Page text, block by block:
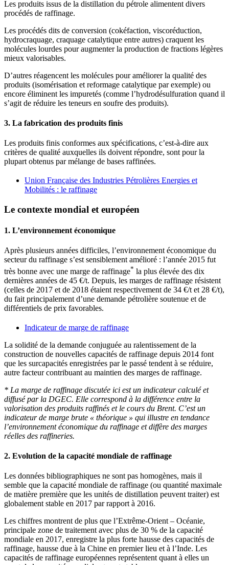
Les produits issus de la distillation du pétrole alimentent divers
procédés de raffinage.
Les procédés dits de conversion (cokéfaction, viscoréduction,
hydrocraquage, craquage catalytique entre autres) craquent les
molécules lourdes pour augmenter la production de fractions légères
mieux valorisables.
D’autres réagencent les molécules pour améliorer la qualité des
produits (isomérisation et reformage catalytique par exemple) ou
encore éliminent les impuretés (comme l’hydrodésulfuration quand il
s’agit de réduire les teneurs en soufre des produits).
3. La fabrication des produits finis
Les produits finis conformes aux spécifications, c’est-à-dire aux
critères de qualité auxquelles ils doivent répondre, sont pour la
plupart obtenus par mélange de bases raffinées.
Union Française des Industries Pétrolières Energies et
Mobilités : le raffinage
Le contexte mondial et européen
1. L’environnement économique
Après plusieurs années difficiles, l’environnement économique du
secteur du raffinage s’est sensiblement amélioré : l’année 2015 fut
très bonne avec une marge de raffinage* la plus élevée des dix
dernières années de 45 €/t. Depuis, les marges de raffinage résistent
(celles de 2017 et de 2018 étaient respectivement de 34 €/t et 28 €/t),
du fait principalement d’une demande pétrolière soutenue et de
différentiels de prix favorables.
Indicateur de marge de raffinage
La solidité de la demande conjuguée au ralentissement de la
construction de nouvelles capacités de raffinage depuis 2014 font
que les surcapacités enregistrées par le passé tendent à se réduire,
autre facteur contribuant au maintien des marges de raffinage.
* La marge de raffinage discutée ici est un indicateur calculé et
diffusé par la DGEC. Elle correspond à la différence entre la
valorisation des produits raffinés et le cours du Brent. C’est un
indicateur de marge brute « théorique » qui illustre en tendance
l’environnement économique du raffinage et diffère des marges
réelles des raffineries.
2. Evolution de la capacité mondiale de raffinage
Les données bibliographiques ne sont pas homogènes, mais il
semble que la capacité mondiale de raffinage (ou quantité maximale
de matière première que les unités de distillation peuvent traiter) est
globalement stable en 2017 par rapport à 2016.
Les chiffres montrent de plus que l’Extrême-Orient – Océanie,
principale zone de traitement avec plus de 30 % de la capacité
mondiale en 2017, enregistre la plus forte hausse des capacités de
raffinage, hausse due à la Chine en premier lieu et à l’Inde. Les
capacités de raffinage européennes représentent quant à elles un